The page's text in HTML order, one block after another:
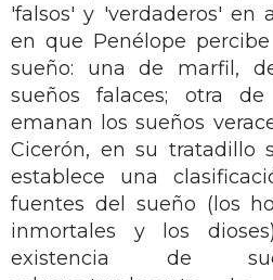
'falsos' y 'verdaderos' en
en que Penélope
sueño: una de marfil,
sueños falaces; otra
emanan los sueños
Cicerón, en su tratadillo
establece una
fuentes del sueño (los
inmortales y los
existencia de